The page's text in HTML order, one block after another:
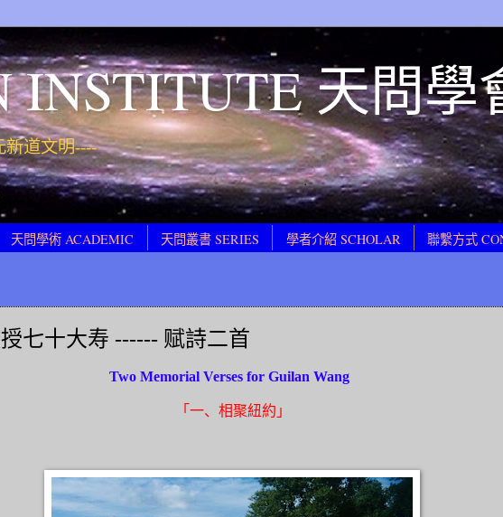
INSTITUTE 天問學
新道文明----
天問學術 ACADEMIC 天問叢書 SERIES 學者介紹 SCHOLAR 聯繫方式
七十大寿 ------ 赋詩二首
Two Memorial Verses for Guilan Wang
「一、相聚紐約」